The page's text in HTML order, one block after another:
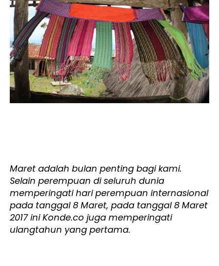
Maret adalah bulan penting bagi kami.
Selain perempuan di seluruh dunia
memperingati hari perempuan internasional
pada tanggal 8 Maret, pada tanggal 8 Maret
2017 ini Konde.co juga memperingati
ulangtahun yang pertama.